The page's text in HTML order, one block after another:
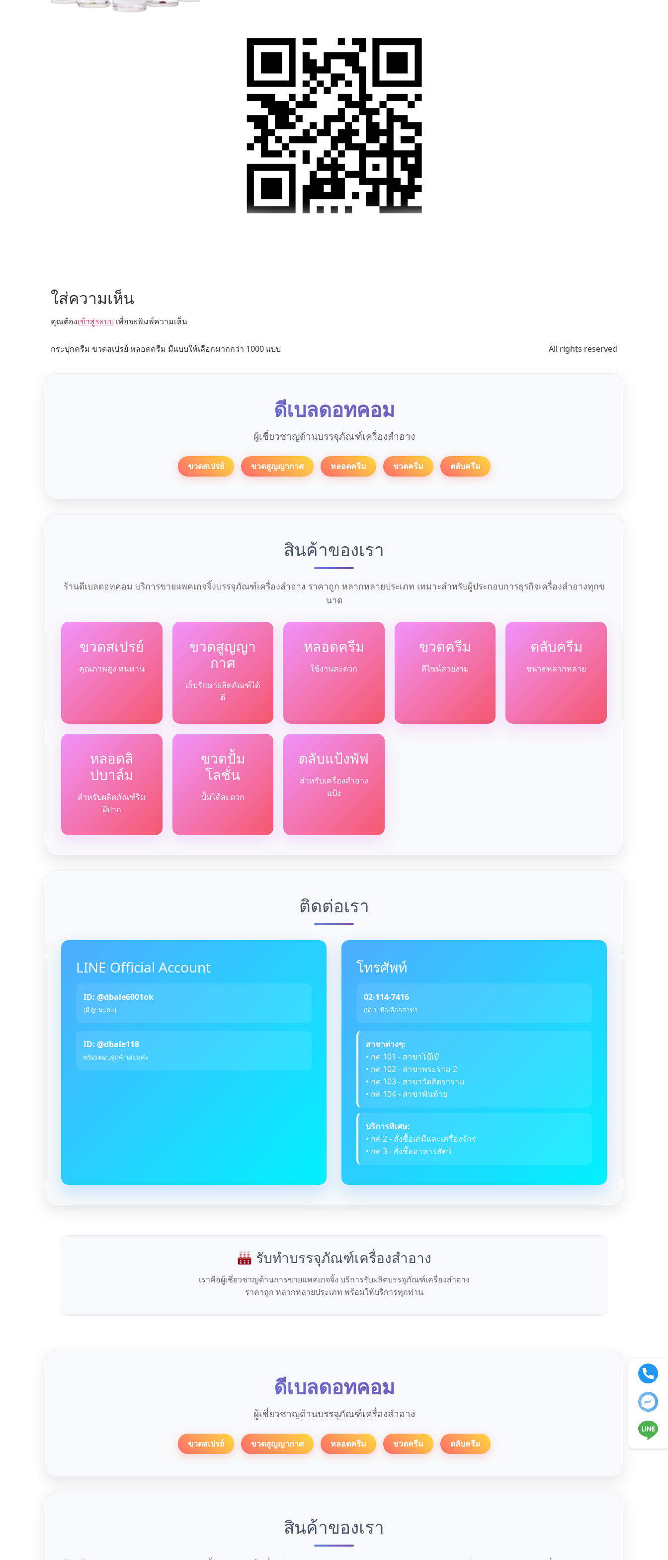
ใส่ความเห็น
คุณต้องเข้าสู่ระบบ เพื่อจะพิมพ์ความเห็น
กระปุกครีม ขวดสเปรย์ หลอดครีม มีแบบให้เลือกมากกว่า 1000 แบบ All rights reserved
ดีเบลดอทคอม
ผู้เชี่ยวชาญด้านบรรจุภัณฑ์เครื่องสำอาง
ขวดสเปรย์ ขวดสูญญากาศ หลอดครีม ขวดครีม ตลับครีม
สินค้าของเรา
ร้านดีเบลดอทคอม บริการขายแพคเกจจิ้งบรรจุภัณฑ์เครื่องสำอาง ราคาถูก หลากหลายประเภท เหมาะสำหรับผู้ประกอบการธุรกิจเครื่องสำอางทุกข
นาด
ขวดสเปรย์
คุณภาพสูง ทนทาน
ขวดสูญญา
กาศ
เก็บรักษาผลิตภัณฑ์ได้
ดี
หลอดครีม
ใช้งานสะดวก
ขวดครีม
ดีไซน์สวยงาม
ตลับครีม
ขนาดหลากหลาย
หลอดลิ
ปบาล์ม
สำหรับผลิตภัณฑ์ริม
ฝีปาก
ขวดปั้ม
โลชั่น
ปั้มได้สะดวก
ตลับแป้งพัฟ
สำหรับเครื่องสำอาง
แป้ง
ติดต่อเรา
LINE Official Account
ID: @dbale6001ok
(มี @ นะคะ)
ID: @dbale118
พร้อมตอบลูกค้าเสมอค่ะ
โทรศัพท์
02-114-7416
กด 1 เพื่อเลือกสาขา
สาขาต่างๆ:
• กด 101 - สาขาโบ๊เบ๊
• กด 102 - สาขาพระราม 2
• กด 103 - สาขาวัดสิตราราม
• กด 104 - สาขาพันท้าย
บริการพิเศษ:
• กด 2 - สั่งซื้อเคมีและเครื่องจักร
• กด 3 - สั่งซื้ออาหารสัตว์
รับทำบรรจุภัณฑ์เครื่องสำอาง
เราคือผู้เชี่ยวชาญด้านการขายแพคเกจจิ้ง บริการรับผลิตบรรจุภัณฑ์เครื่องสำอาง
ราคาถูก หลากหลายประเภท พร้อมให้บริการทุกท่าน
ดีเบลดอทคอม
ผู้เชี่ยวชาญด้านบรรจุภัณฑ์เครื่องสำอาง
ขวดสเปรย์ ขวดสูญญากาศ หลอดครีม ขวดครีม ตลับครีม
สินค้าของเรา